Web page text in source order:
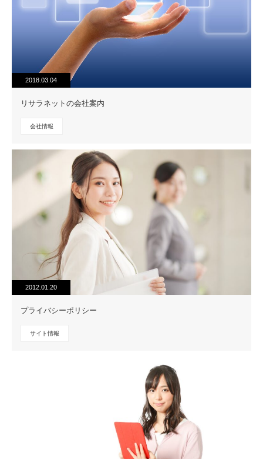
2018.03.04
リサラネットの会社案内
会社情報
2012.01.20
プライバシーポリシー
サイト情報